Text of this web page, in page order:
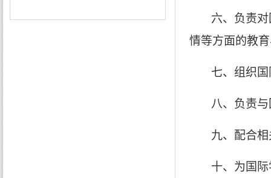
六、负责
情等方面的教
七、组织
八、负责
九、配合
十、为国